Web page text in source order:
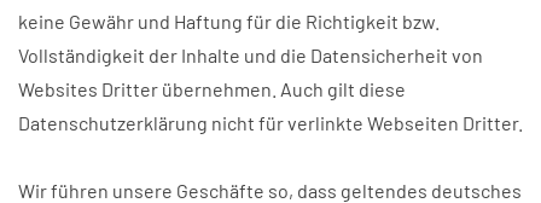
keine Gewähr und Haftung für die Richtigkeit bzw.
Vollständigkeit der Inhalte und die Datensicherheit von
Websites Dritter übernehmen. Auch gilt diese
Datenschutzerklärung nicht für verlinkte Webseiten Dritter.
Wir führen unsere Geschäfte so, dass geltendes deutsches